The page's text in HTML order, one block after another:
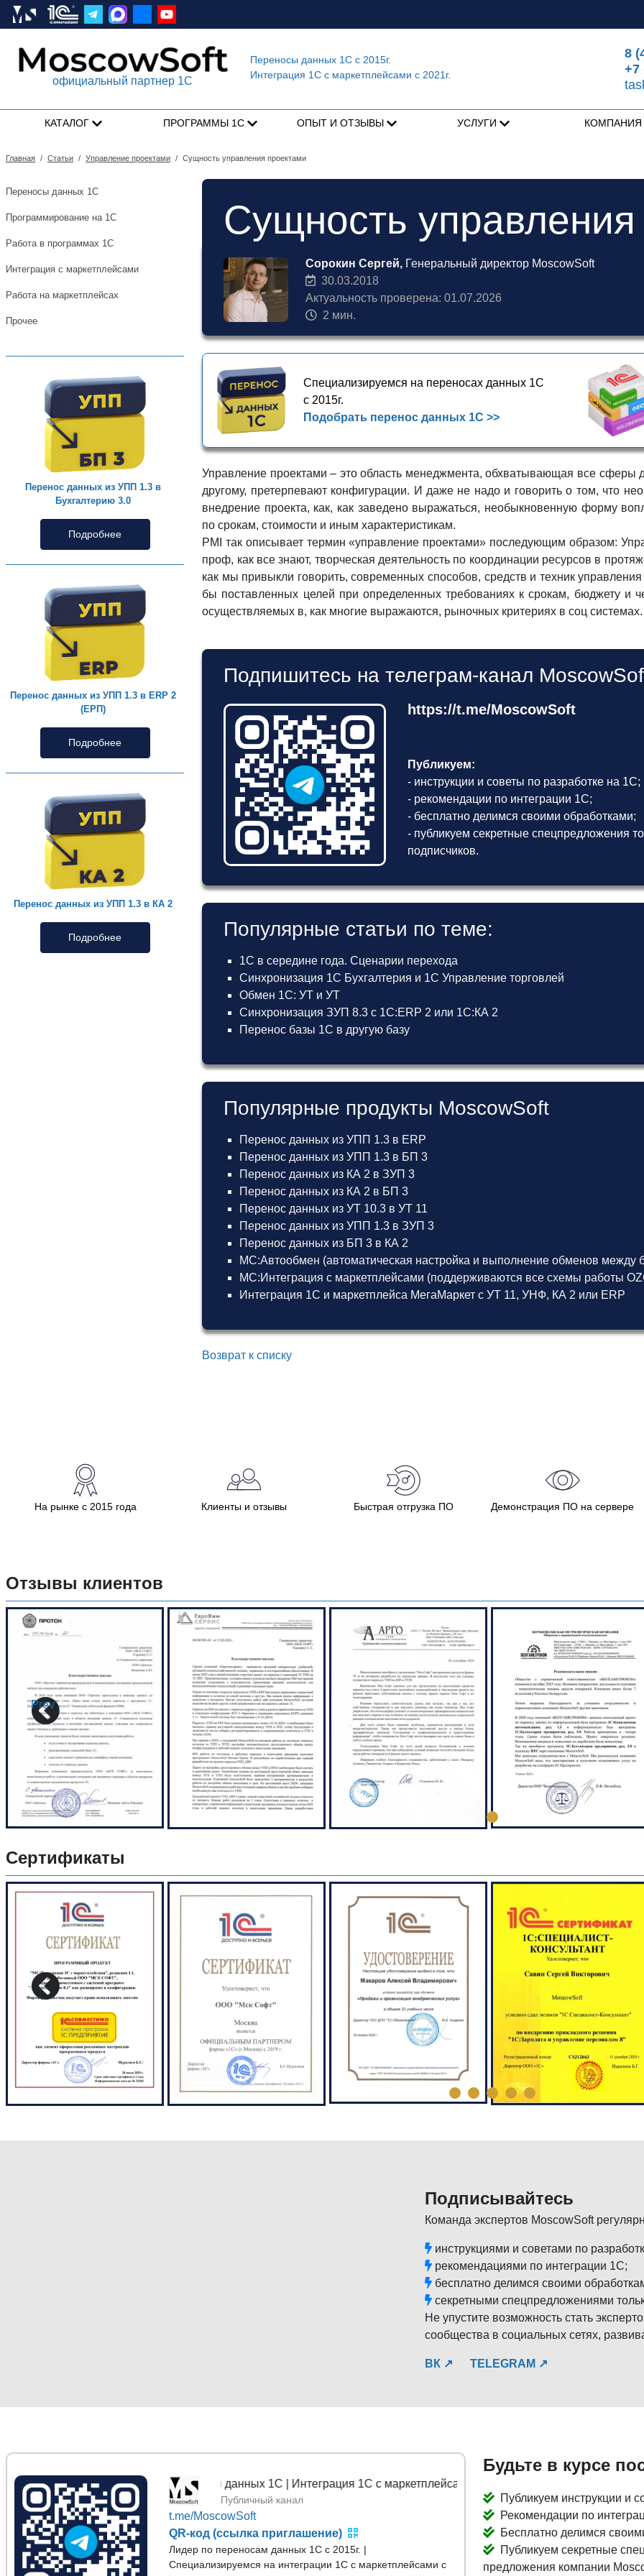
официальный партнер 1С
Переносы данных 1Сс 2015г.
Интеграция 1C с маркетплейсами с 2021г.
8
+7
КАТАЛОГ ПРОГРАММЫ 1С ОПЫТ И ОТЗЫВЫ УСЛУГИ КОМПАНИЯ
Главная / Статьи / Управление проектами / Сущность управления проектами
Переносы данных 1С
Программирование на 1С
Работа в программах 1С
Интеграция с маркетплейсами
Работа на маркетплейсах
Прочее
Перенос данных из УПП 1.3 в
Бухгалтерию 3.0
Подробнее
Перенос данных из УПП 1.3 в ERP 2
(ЕРП)
Подробнее
Перенос данных из УПП 1.3 в КА 2
Подробнее
Сущность
Сорокин Сергей, Генеральный директор MoscowSoft
30.03.2018
Актуальность проверена: 01.07.2026
2 мин.
Специализируемся на переносах данных 1С
с 2015г.
Подобрать перенос данных 1С >>
Управление проектами – это область менеджмента, обхватывающая все сферы
другому, претерпевают конфигурации. И даже не надо и говорить о том, что
внедрение проекта, как, как заведено выражаться, необыкновенную форму
по срокам, стоимости и иным характеристикам.
PMI так описывает термин «управление проектами» последующим образом:
проф, как все знают, творческая деятельность по координации ресурсов в
как мы привыкли говорить, современных способов, средств и техник
бы поставленных целей при определенных требованиях к срокам, бюджету и
осуществляемых в, как многие выражаются, рыночных критериях в соц системах.
Подпишитесь на телеграм-канал
https://t.me/MoscowSoft
Публикуем:
- инструкции и советы по разработке на 1С;
- рекомендации по интеграции 1С;
- бесплатно делимся своими обработками;
- публикуем секретные спецпредложения
подписчиков.
Популярные статьи по теме:
1С в середине года. Сценарии перехода
Синхронизация 1С Бухгалтерия и 1С Управление торговлей
Обмен 1С: УТ и УТ
Синхронизация ЗУП 8.3 с 1С:ERP 2 или 1С:КА 2
Перенос базы 1С в другую базу
Популярные продукты MoscowSoft
Перенос данных из УПП 1.3 в ERP
Перенос данных из УПП 1.3 в БП 3
Перенос данных из КА 2 в ЗУП 3
Перенос данных из КА 2 в БП 3
Перенос данных из УТ 10.3 в УТ 11
Перенос данных из УПП 1.3 в ЗУП 3
Перенос данных из БП 3 в КА 2
МС:Автообмен (автоматическая настройка и выполнение обменов между
МС:Интеграция с маркетплейсами (поддерживаются все схемы работы
Интеграция 1С и маркетплейса МегаМаркет сУТ 11,УНФ, КА 2 или ERP
Возврат к списку
На рынке с 2015 года Клиенты и отзывы Быстрая отгрузка ПО Демонстрация ПО на сервере
Отзывы клиентов
Prev
Сертификаты
Подписывайтесь
Команда экспертов MoscowSoft
инструкциями и советами по
рекомендациями по интеграции 1С;
бесплатно делимся своими
секретными спецпредложениями
Не упустите возможность стать
сообщества в социальных сетях,
ВК ↗ TELEGRAM ↗
MoscowSoft | Переносы данных 1С | Интеграция 1С с маркетплейсами
Публичный канал
t.me/MoscowSoft
QR-код (ссылка приглашение)
Лидер по переносам данных 1С с 2015г. |
Специализируемся на интеграции 1С с маркетплейсами с
Будьте в курсе
Публикуем инструкции и
Рекомендации по
Бесплатно делимся
Публикуем секретные
предложения компании